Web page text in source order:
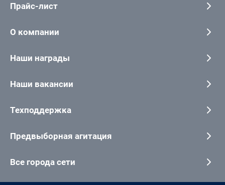
Прайс-лист
О компании
Наши награды
Наши вакансии
Техподдержка
Предвыборная агитация
Все города сети